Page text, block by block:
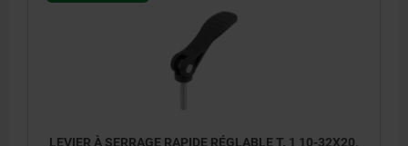
LEVIER À SERRAGE RAPIDE RÉGLABLE T. 1 10-32X20,